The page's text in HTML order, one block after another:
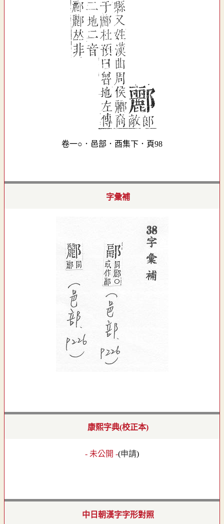
卷一○．邑部．酉集下．頁98
字彙補
康熙字典(校正本)
- 未公開 -(申請)
中日朝漢字字形對照